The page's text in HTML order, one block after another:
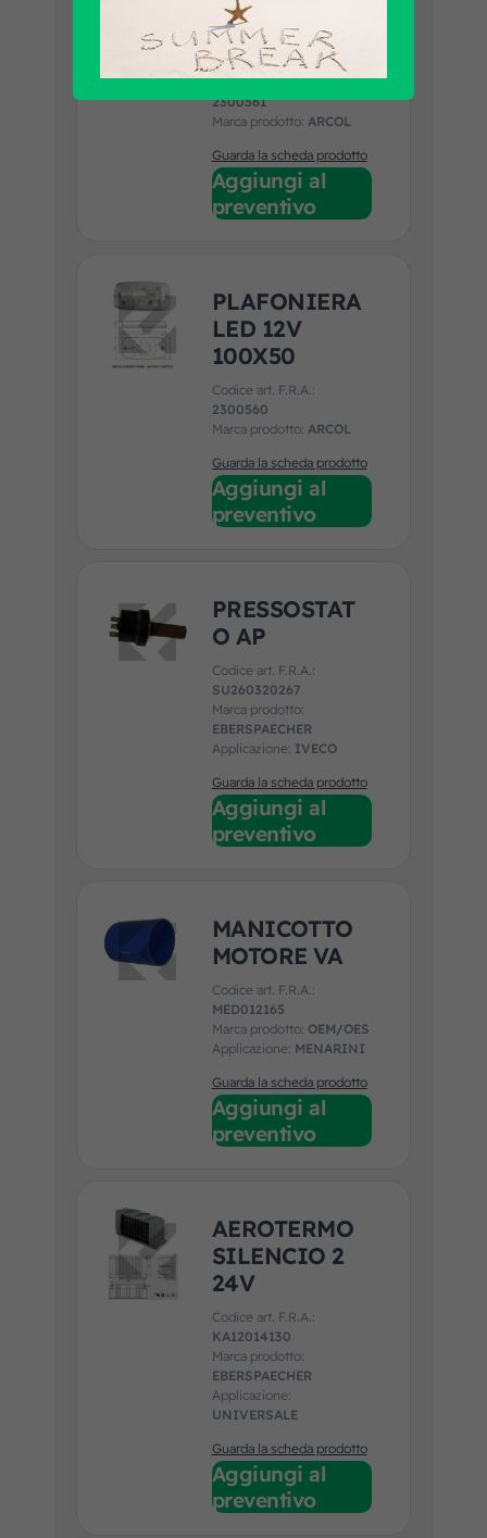
LED 24V
100X50
Codice art. F.R.A.:
2300561
Marca prodotto: ARCOL
Guarda la scheda prodotto
Aggiungi al
preventivo
PLAFONIERA
LED 12V
100X50
Codice art. F.R.A.:
2300560
Marca prodotto: ARCOL
Guarda la scheda prodotto
Aggiungi al
preventivo
PRESSOSTAT
O AP
Codice art. F.R.A.:
SU260320267
Marca prodotto:
EBERSPAECHER
Applicazione: IVECO
Guarda la scheda prodotto
Aggiungi al
preventivo
MANICOTTO
MOTORE VA
Codice art. F.R.A.:
MED012165
Marca prodotto: OEM/OES
Applicazione: MENARINI
Guarda la scheda prodotto
Aggiungi al
preventivo
AEROTERMO
SILENCIO 2
24V
Codice art. F.R.A.:
KA12014130
Marca prodotto:
EBERSPAECHER
Applicazione:
UNIVERSALE
Guarda la scheda prodotto
Aggiungi al
preventivo